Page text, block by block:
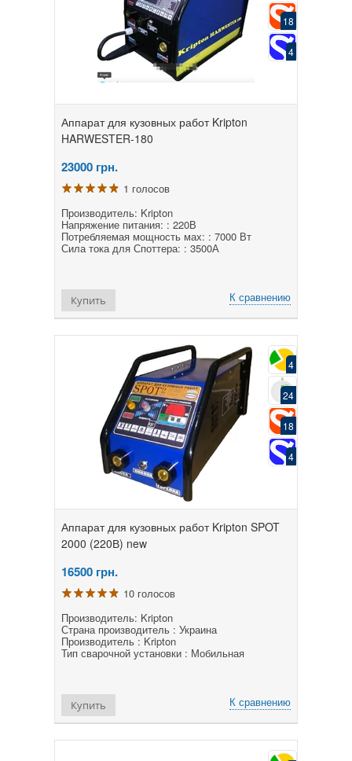
18
4
Аппарат для кузовных работ Kripton
HARWESTER-180
23000 грн.
1 голосов
Производитель: Kripton
Напряжение питания: : 220В
Потребляемая мощность мах: : 7000 Вт
Сила тока для Споттера: : 3500А
К сравнению
Купить
4
24
18
4
Аппарат для кузовных работ Kripton SPOT
2000 (220В) new
16500 грн.
10 голосов
Производитель: Kripton
Страна производитель : Украина
Производитель : Kripton
Тип сварочной установки : Мобильная
К сравнению
Купить